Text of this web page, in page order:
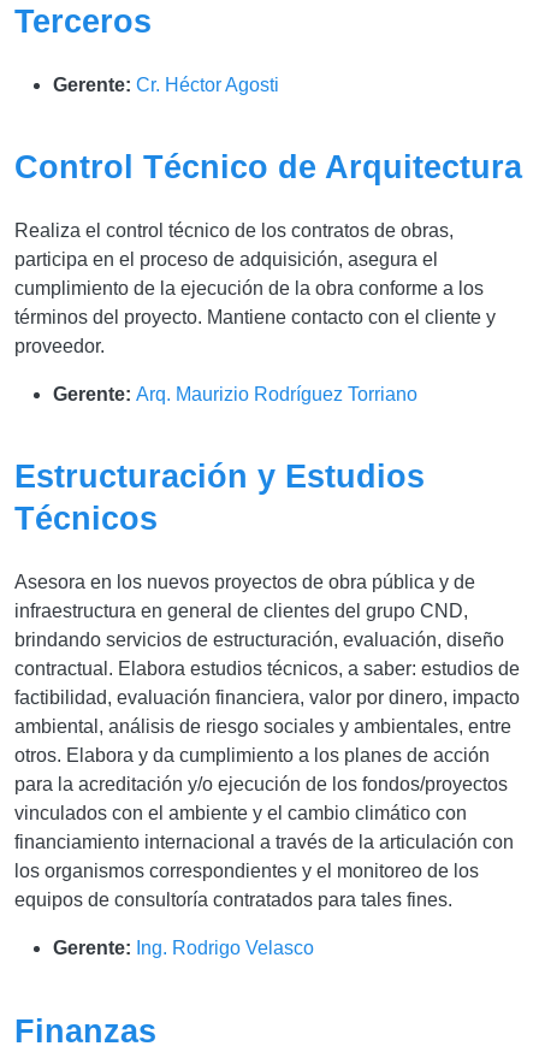
Terceros
Gerente: Cr. Héctor Agosti
Control Técnico de Arquitectura
Realiza el control técnico de los contratos de obras,
participa en el proceso de adquisición, asegura el
cumplimiento de la ejecución de la obra conforme a los
términos del proyecto. Mantiene contacto con el cliente y
proveedor.
Gerente: Arq. Maurizio Rodríguez Torriano
Estructuración y Estudios
Técnicos
Asesora en los nuevos proyectos de obra pública y de
infraestructura en general de clientes del grupo CND,
brindando servicios de estructuración, evaluación, diseño
contractual. Elabora estudios técnicos, a saber: estudios de
factibilidad, evaluación financiera, valor por dinero, impacto
ambiental, análisis de riesgo sociales y ambientales, entre
otros. Elabora y da cumplimiento a los planes de acción
para la acreditación y/o ejecución de los fondos/proyectos
vinculados con el ambiente y el cambio climático con
financiamiento internacional a través de la articulación con
los organismos correspondientes y el monitoreo de los
equipos de consultoría contratados para tales fines.
Gerente: Ing. Rodrigo Velasco
Finanzas